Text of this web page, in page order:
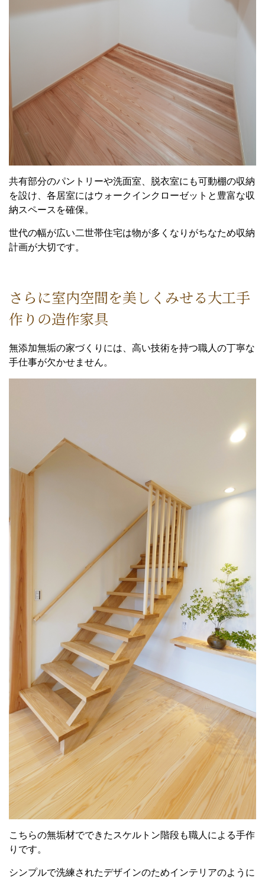
共有部分のパントリーや洗面室、脱衣室にも可動棚の収納
を設け、各居室にはウォークインクローゼットと豊富な収
納スペースを確保。
世代の幅が広い二世帯住宅は物が多くなりがちなため収納
計画が大切です。
さらに室内空間を美しくみせる大工手
作りの造作家具
無添加無垢の家づくりには、高い技術を持つ職人の丁寧な
手仕事が欠かせません。
こちらの無垢材でできたスケルトン階段も職人による手作
りです。
シンプルで洗練されたデザインのためインテリアのように